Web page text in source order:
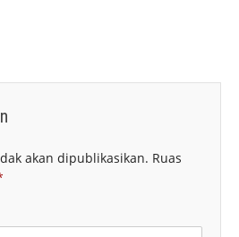
akan dipublikasikan. Ruas